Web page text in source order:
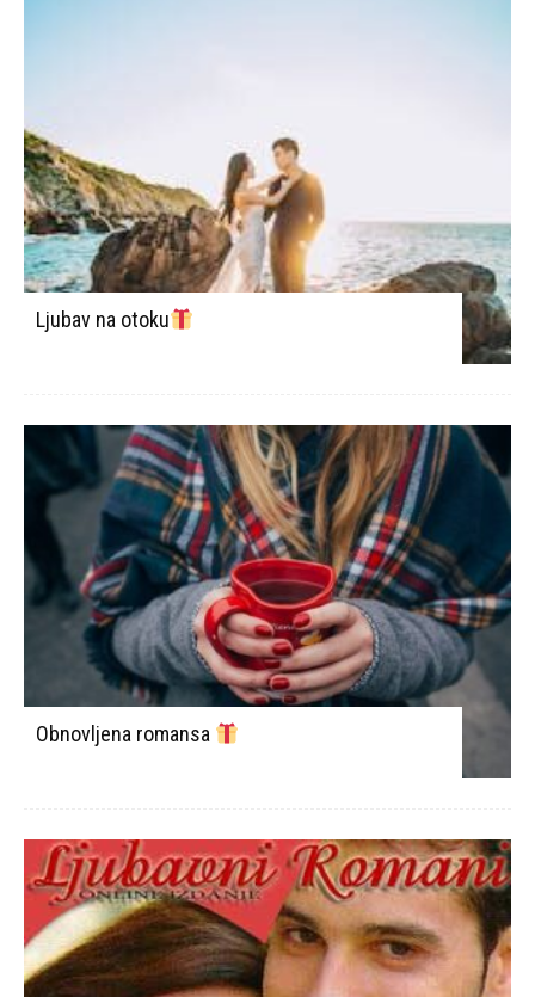
Ljubav na otoku
Obnovljena romansa